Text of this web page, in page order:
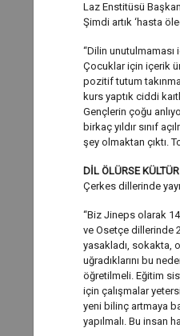
Laz Enstitüsü
Şimdi artık ‘hasta
“Dilin unutulmaması
Çocuklar için içerik
pozitif tutum
kurs yaptık ciddi
Gençlerin çoğu
birkaç yıldır sınıf
şey olmaktan çıktı.
DİL ÖLÜRSE
Çerkes dillerinde
“Biz Jineps olarak
ve Osetçe dillerinde
yasakladı, sokakta,
uğradıklarını bu
öğretilmeli. Eğitim
için çalışmalar
yeni bilinç artmaya
yapılmalı. Bu insan